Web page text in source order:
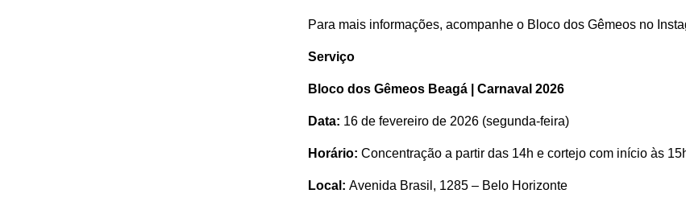
Para mais informações, acompanhe o Bloco dos Gêmeos no
Serviço
Bloco dos Gêmeos Beagá | Carnaval 2026
Data: 16 de fevereiro de 2026 (segunda-feira)
Horário: Concentração a partir das 14h e cortejo com início às
Local: Avenida Brasil, 1285 – Belo Horizonte